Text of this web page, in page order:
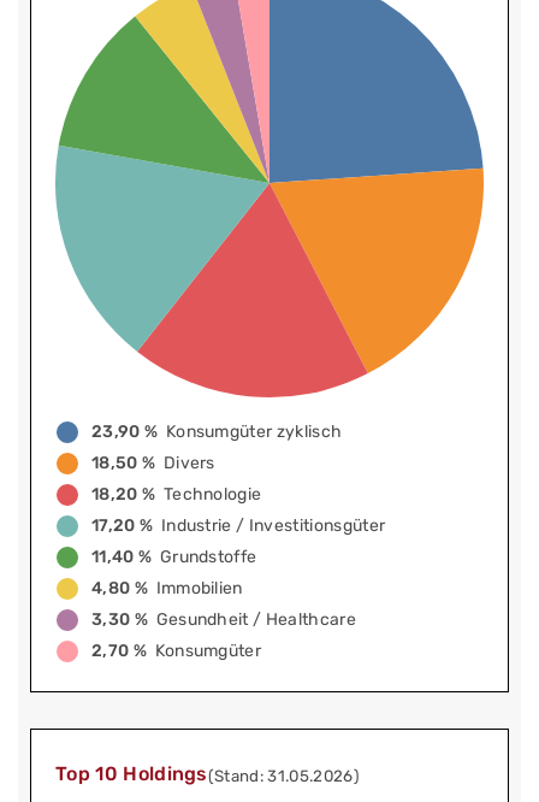
23,90 % Konsumgüter zyklisch
18,50 % Divers
18,20 % Technologie
17,20 % Industrie / Investitionsgüter
11,40 % Grundstoffe
4,80 % Immobilien
3,30 % Gesundheit / Healthcare
2,70 % Konsumgüter
Top 10 Holdings(Stand: 31.05.2026)